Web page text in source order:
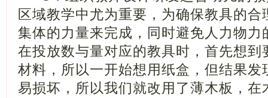
区域教学中尤为重要，为确保教具的
集体的力量来完成，同时避免人力物力
在投放数与量对应的教具时，首先想到
材料，所以一开始想用纸盒，但结果发
易损坏，所以我们就改用了薄木板，在